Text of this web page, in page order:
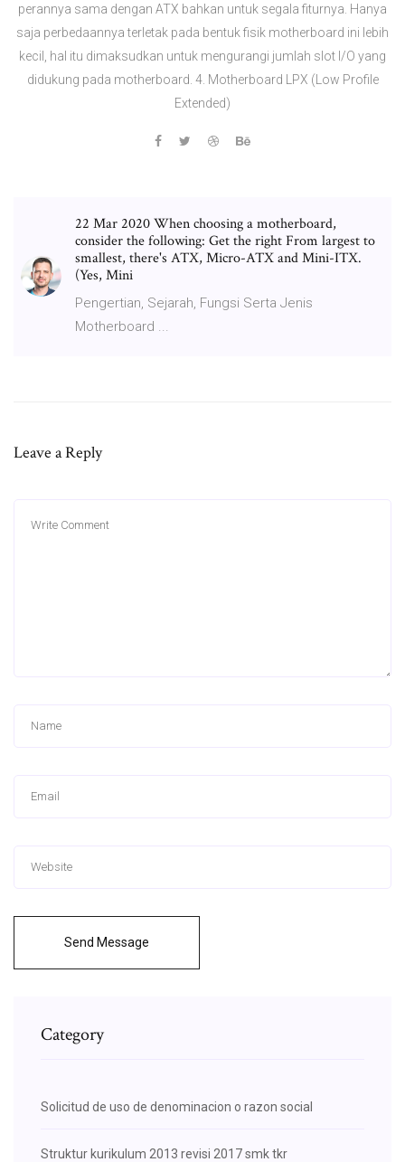
perannya sama dengan ATX bahkan untuk segala fiturnya. Hanya
saja perbedaannya terletak pada bentuk fisik motherboard ini lebih
kecil, hal itu dimaksudkan untuk mengurangi jumlah slot I/O yang
didukung pada motherboard. 4. Motherboard LPX (Low Profile
Extended)
22 Mar 2020 When choosing a motherboard,
consider the following: Get the right From largest to
smallest, there's ATX, Micro-ATX and Mini-ITX.
(Yes, Mini
Pengertian, Sejarah, Fungsi Serta Jenis
Motherboard ...
Leave a Reply
Send Message
Category
Solicitud de uso de denominacion o razon social
Struktur kurikulum 2013 revisi 2017 smk tkr